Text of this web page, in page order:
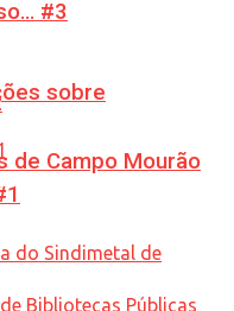
sobre
de Campo Mourão
#3